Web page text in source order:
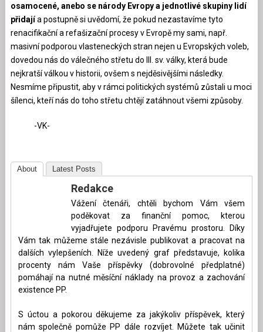
osamocené, anebo se národy Evropy a jednotlivé skupiny lidí
přidajía postupně si uvědomí, že pokud nezastavíme tyto
renacifikační a refašizační procesy v Evropě my sami, např.
masivní podporou vlasteneckých stran nejen u Evropských voleb,
dovedou nás do válečného střetu do III. sv. války, která bude
nejkratší válkou v historii, ovšem s nejděsivějšími následky.
Nesmíme připustit, aby v rámci politických systémů zůstali u moci
šílenci, kteří nás do toho střetu chtějí zatáhnout všemi způsoby.
-VK-
About Latest Posts
Redakce
Vážení čtenáři, chtěli bychom Vám všem
poděkovat za finanční pomoc, kterou
vyjadřujete podporu Pravému prostoru. Díky
Vám tak můžeme stále nezávisle publikovat a pracovat na
dalších vylepšeních. Níže uvedený graf představuje, kolika
procenty nám Vaše příspěvky (dobrovolné předplatné)
pomáhají na nutné měsíční náklady na provoz a zachování
existence PP.
S úctou a pokorou děkujeme za jakýkoliv příspěvek, který
nám společně pomůže PP dále rozvíjet. Můžete tak učinit